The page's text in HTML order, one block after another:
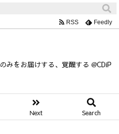
みをお届けする、覚醒する @CDiP
Next Search
RSS Feedly